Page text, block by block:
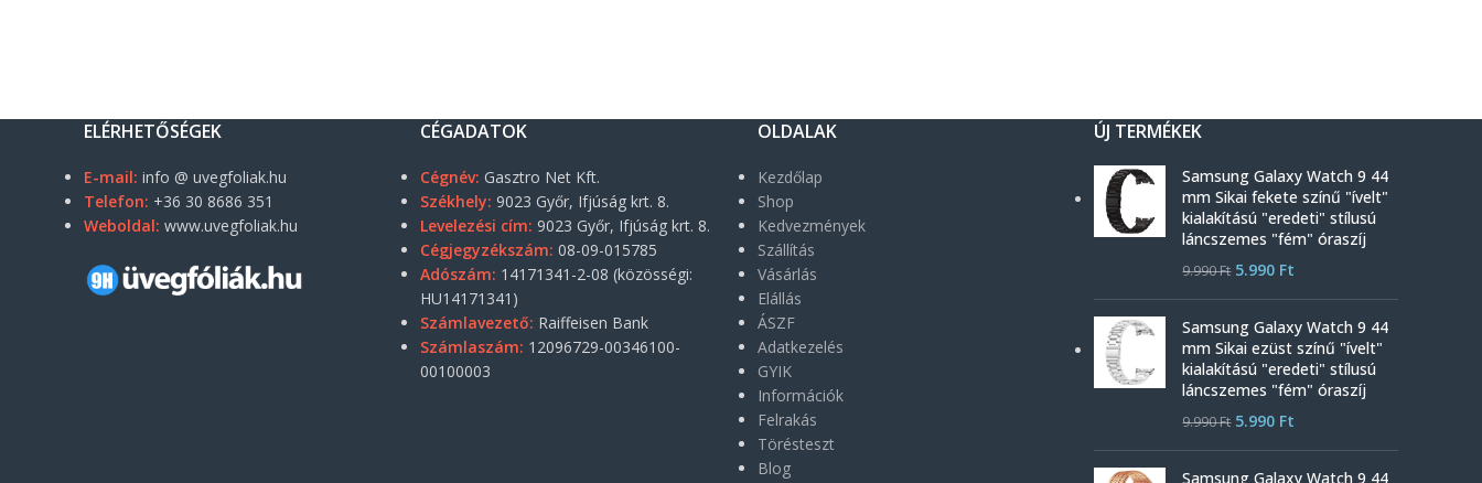
ELÉRHETŐSÉGEK
E-mail: info @ uvegfoliak.hu
Telefon: +36 30 8686 351
Weboldal: www.uvegfoliak.hu
CÉGADATOK
Cégnév: Gasztro Net Kft.
Székhely: 9023 Győr, Ifjúság krt. 8.
Levelezési cím: 9023 Győr, Ifjúság krt. 8.
Cégjegyzékszám: 08-09-015785
Adószám: 14171341-2-08 (közösségi:
HU14171341)
Számlavezető: Raiffeisen Bank
Számlaszám: 12096729-00346100-
00100003
OLDALAK
Kezdőlap
Shop
Kedvezmények
Szállítás
Vásárlás
Elállás
ÁSZF
Adatkezelés
GYIK
Információk
Felrakás
Törésteszt
Blog
ÚJ TERMÉKEK
Samsung Galaxy Watch 9 44
mm Sikai fekete színű "ívelt"
kialakítású "eredeti" stílusú
láncszemes "fém" óraszíj
9.990Ft 5.990 Ft
Samsung Galaxy Watch 9 44
mm Sikai ezüst színű "ívelt"
kialakítású "eredeti" stílusú
láncszemes "fém" óraszíj
9.990Ft 5.990 Ft
Samsung Galaxy Watch 9 44